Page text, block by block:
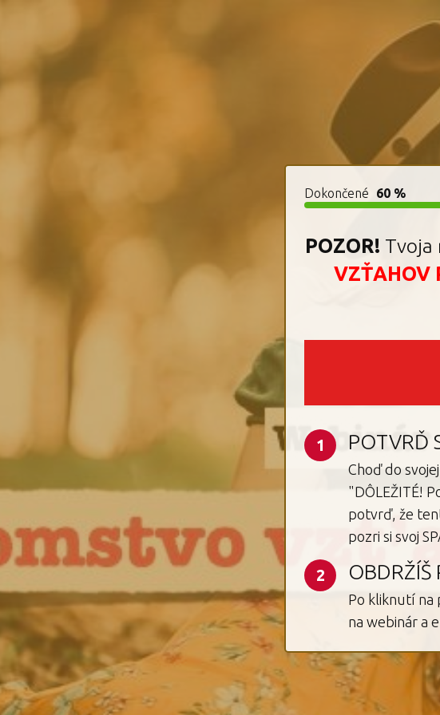
Dokončené 60 %
POZOR! Tvoja
VZŤAHOV
1 POTVRĎ
Choď do
"DÔLEŽITÉ!
potvrď, že
pozri si svoj
2 OBDRŽÍŠ
Po kliknutí na
na webinár a